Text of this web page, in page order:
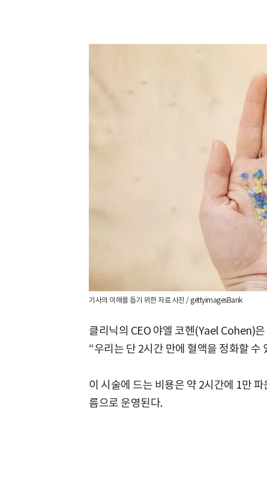
기사의 이해를 돕기 위한 자료 사진 / gettyimagesBank
클리닉의 CEO 야엘 코헨(Yael Cohen)
“우리는 단 2시간 만에 혈액을 정화할 수
이 시술에 드는 비용은 약 2시간에 1만
름으로 운영된다.